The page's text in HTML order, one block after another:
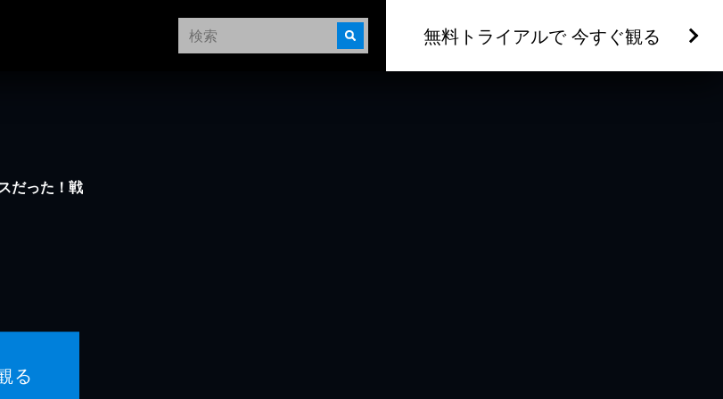
無料トライアルで 今すぐ観る
だった！戦
る